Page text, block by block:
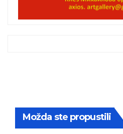
Možda ste propustili